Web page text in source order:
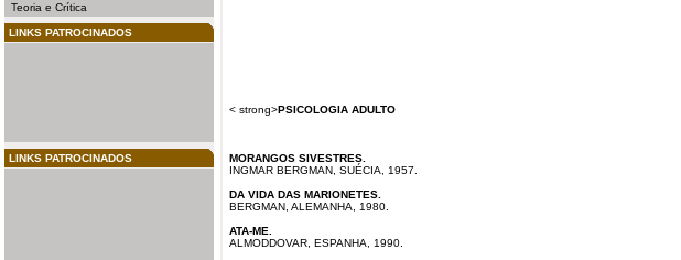
Teoria e Crítica
LINKS PATROCINADOS
LINKS PATROCINADOS
< strong>PSICOLOGIA ADULTO
MORANGOS SIVESTRES.
INGMAR BERGMAN , SUÉCIA, 1957.
DA VIDA DAS MARIONETES.
BERGMAN, ALEMANHA, 1980.
ATA-ME.
ALMODDOVAR, ESPANHA, 1990.